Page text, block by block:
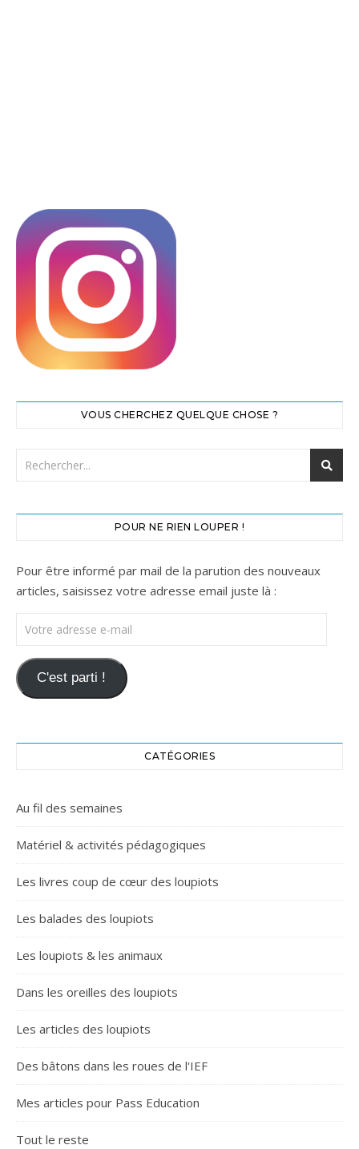
VOUS CHERCHEZ QUELQUE CHOSE ?
POUR NE RIEN LOUPER !
Pour être informé par mail de la parution des nouveaux
articles, saisissez votre adresse email juste là :
Votre adresse e-mail
C'est parti !
CATÉGORIES
Au fil des semaines
Matériel & activités pédagogiques
Les livres coup de cœur des loupiots
Les balades des loupiots
Les loupiots & les animaux
Dans les oreilles des loupiots
Les articles des loupiots
Des bâtons dans les roues de l'IEF
Mes articles pour Pass Education
Tout le reste